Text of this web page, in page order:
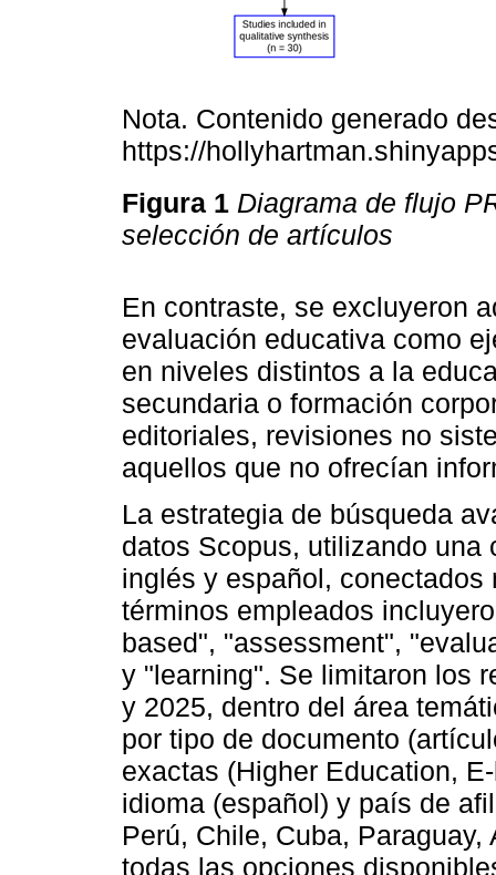
Nota. Contenido generado
https://
Figura 1 Diagrama de flujo
selección de artículos
En contraste, se excluyeron
evaluación educativa como
en niveles distintos a la
secundaria o formación
editoriales, revisiones no
aquellos que no ofrecían
La estrategia de búsqueda
datos Scopus, utilizando
inglés y español,
términos empleados
based", "assessment",
y "learning". Se limitaron los
y 2025, dentro del área
por tipo de documento
exactas (Higher Education,
idioma (español) y país de
Perú, Chile, Cuba,
todas las opciones